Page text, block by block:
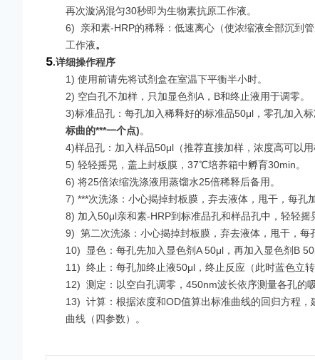
再次漩涡混匀30秒即为生物素抗原工作液。
6)
亲和素-HRP的稀释：低速离心（使浓缩液全部沉到
工作液。
5.详细操作程序
1) 使用前请先将试剂盒在室温下平衡半小时。
2) 空白孔不加样，只加显色剂A，B和终止液用于调零。
3)标准品孔：每孔加入稀释好的标准品50μl，零孔加入
标曲的***一个点)。
4)样品孔：加入样品50μl（推荐直接加样，浓度高可以
5) 轻轻摇晃，盖上封板膜，37℃培养箱中孵育30min。
6) 将25倍浓缩洗涤液用蒸馏水25倍稀释后备用。
7) ***次洗涤：小心揭掉封板膜，弃去液体，甩干，每孔
8) 加入50μl亲和素-HRP到标准品孔和样品孔中，轻轻
9) 第二次洗涤：小心揭掉封板膜，弃去液体，甩干，每
10)
显色：每孔先加入显色剂A 50μl，再加入显色剂B
11) 终止：每孔加终止液50μl，终止反应（此时蓝色立转
12) 测定：以空白孔调零，450nm波长依序测量各孔的
13) 计算：根据浓度和OD值算出标准曲线的回归方程
曲线（四参数）。